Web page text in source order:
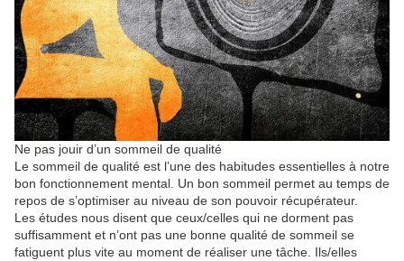
Ne pas jouir d’un sommeil de qualité
Le sommeil de qualité est l’une des habitudes essentielles à notre
bon fonctionnement mental. Un bon sommeil permet au temps de
repos de s’optimiser au niveau de son pouvoir récupérateur.
Les études nous disent que ceux/celles qui ne dorment pas
suffisamment et n’ont pas une bonne qualité de sommeil se
fatiguent plus vite au moment de réaliser une tâche. Ils/elles